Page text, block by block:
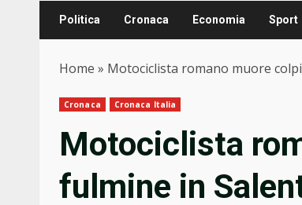
Politica Cronaca Economia Sport
Home » Motociclista romano muore
Cronaca Cronaca Italia
Motociclista
fulmine in